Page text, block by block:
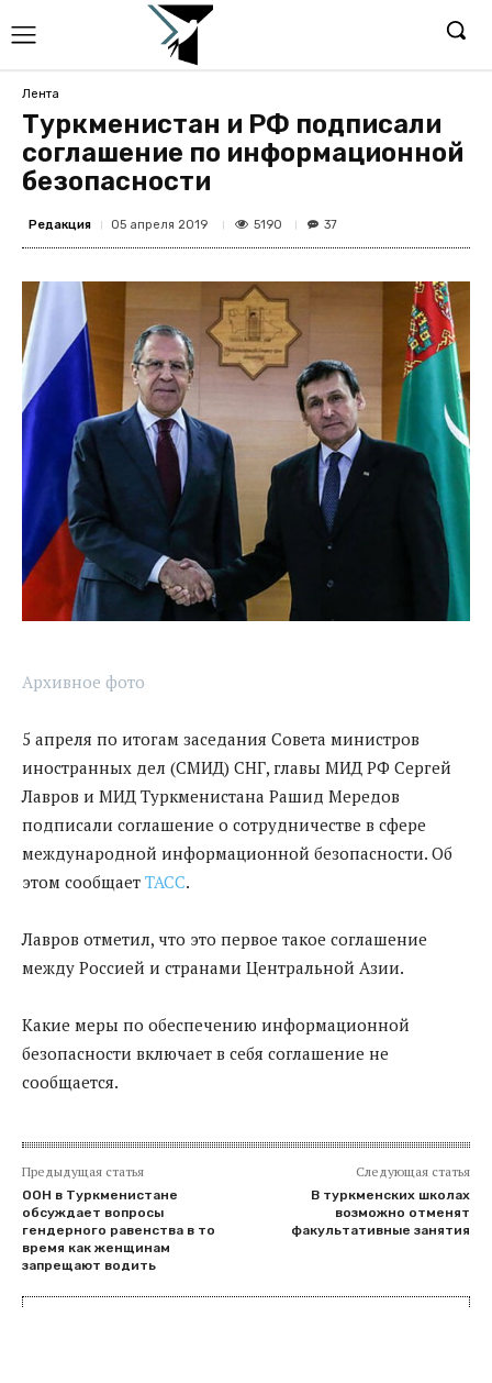
Лента
Туркменистан и РФ подписали
соглашение по информационной
безопасности
Редакция 05 апреля 2019 5190 37
Архивное фото
5 апреля по итогам заседания Совета министров
иностранных дел (СМИД) СНГ, главы МИД РФ Сергей
Лавров и МИД Туркменистана Рашид Мередов
подписали соглашение о сотрудничестве в сфере
международной информационной безопасности. Об
этом сообщает ТАСС.
Лавров отметил, что это первое такое соглашение
между Россией и странами Центральной Азии.
Какие меры по обеспечению информационной
безопасности включает в себя соглашение не
сообщается.
Предыдущая статья
ООН в Туркменистане
обсуждает вопросы
гендерного равенства в то
время как женщинам
запрещают водить
Следующая статья
В туркменских школах
возможно отменят
факультативные занятия